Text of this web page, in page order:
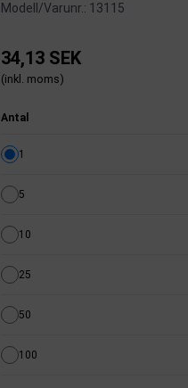
Modell/Varunr.: 13115
34,13 SEK
(inkl. moms)
Antal
1
5
10
25
50
100